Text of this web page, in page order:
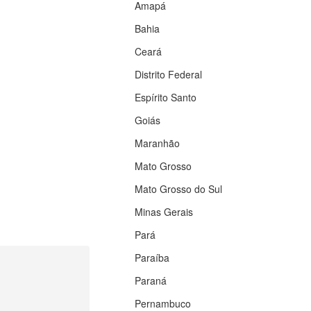
Amapá
Bahia
Ceará
Distrito Federal
Espírito Santo
Goiás
Maranhão
Mato Grosso
Mato Grosso do Sul
Minas Gerais
Pará
Paraíba
Paraná
Pernambuco